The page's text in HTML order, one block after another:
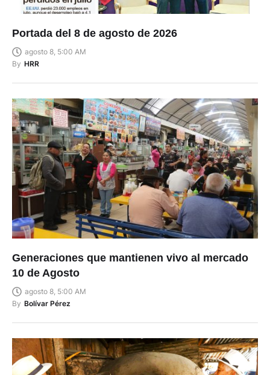
Portada del 8 de agosto de 2026
agosto 8, 5:00 AM
By HRR
Generaciones que mantienen vivo al mercado
10 de Agosto
agosto 8, 5:00 AM
By Bolívar Pérez